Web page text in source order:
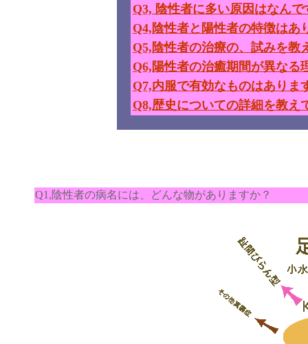
Q3, 陰性者に多い原因はなんで
Q4,陰性者と陽性者の特徴はあ
Q5,陰性者の治療の、試みを教
Q6,陽性者の治癒期間が異なる
Q7,内服で有効なものはありま
Q8,歴史についての詳細を教え
Q1,陰性者の病名には、どんな物がありますか？